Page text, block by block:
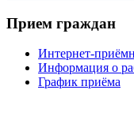
Прием граждан
Интернет-
Информация о
График приёма